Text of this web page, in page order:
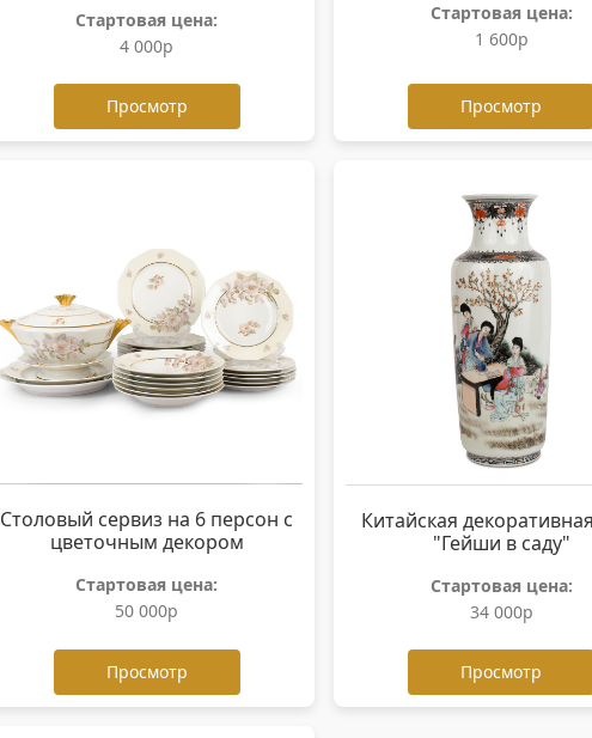
Стартовая цена:
4 000р
Просмотр
Стартовая цена:
1 600р
Просмотр
Столовый сервиз на 6 персон с
цветочным декором
Стартовая цена:
50 000р
Просмотр
Китайская
"Гейши в саду"
Стартовая цена:
34 000р
Просмотр